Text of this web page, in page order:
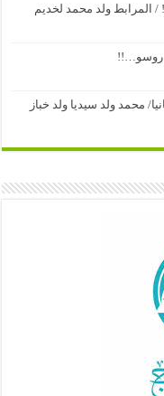
/ المرابط ولد محمد لخديم
روسو…!!
محمد ولد سيديا ولد خباز